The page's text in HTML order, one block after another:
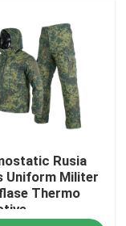
Rusia
Uniform Militer
Thermo